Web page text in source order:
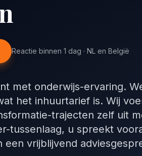
Reactie binnen 1 dag · NL en België
met onderwijs-ervaring.
het inhuurtarief is. Wij
trajecten zelf uit
tussenlaag, u spreekt
een vrijblijvend